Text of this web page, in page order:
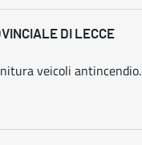
DI LECCE
veicoli antincendio.